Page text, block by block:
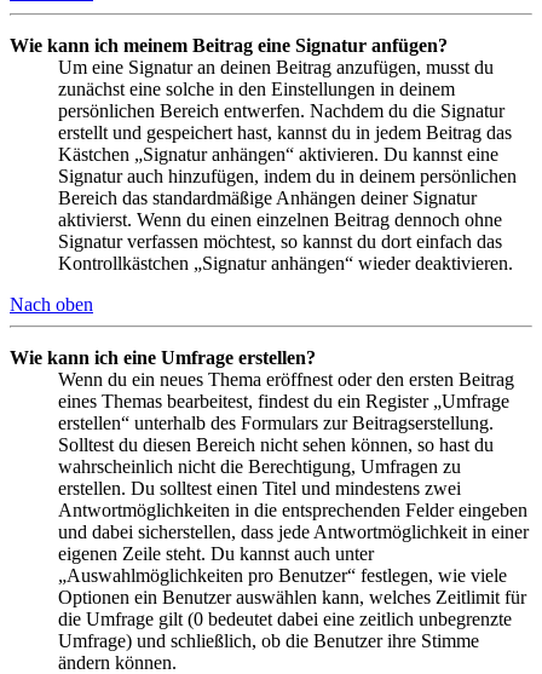
Wie kann ich meinem Beitrag eine Signatur anfügen?
Um eine Signatur an deinen Beitrag anzufügen, musst du
zunächst eine solche in den Einstellungen in deinem
persönlichen Bereich entwerfen. Nachdem du die Signatur
erstellt und gespeichert hast, kannst du in jedem Beitrag das
Kästchen „Signatur anhängen“ aktivieren. Du kannst eine
Signatur auch hinzufügen, indem du in deinem persönlichen
Bereich das standardmäßige Anhängen deiner Signatur
aktivierst. Wenn du einen einzelnen Beitrag dennoch ohne
Signatur verfassen möchtest, so kannst du dort einfach das
Kontrollkästchen „Signatur anhängen“ wieder deaktivieren.
Nach oben
Wie kann ich eine Umfrage erstellen?
Wenn du ein neues Thema eröffnest oder den ersten Beitrag
eines Themas bearbeitest, findest du ein Register „Umfrage
erstellen“ unterhalb des Formulars zur Beitragserstellung.
Solltest du diesen Bereich nicht sehen können, so hast du
wahrscheinlich nicht die Berechtigung, Umfragen zu
erstellen. Du solltest einen Titel und mindestens zwei
Antwortmöglichkeiten in die entsprechenden Felder eingeben
und dabei sicherstellen, dass jede Antwortmöglichkeit in einer
eigenen Zeile steht. Du kannst auch unter
„Auswahlmöglichkeiten pro Benutzer“ festlegen, wie viele
Optionen ein Benutzer auswählen kann, welches Zeitlimit für
die Umfrage gilt (0 bedeutet dabei eine zeitlich unbegrenzte
Umfrage) und schließlich, ob die Benutzer ihre Stimme
ändern können.